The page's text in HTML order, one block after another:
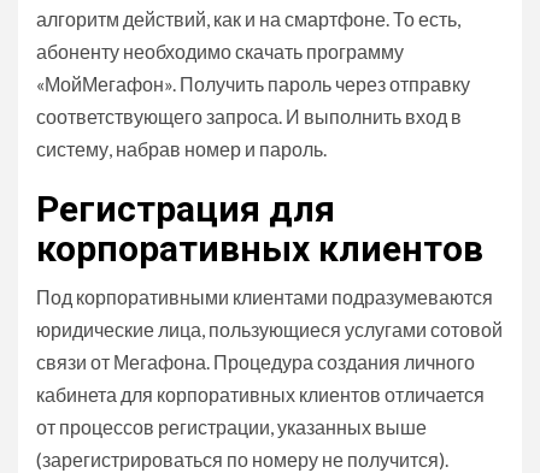
алгоритм действий, как и на смартфоне. То есть,
абоненту необходимо скачать программу
«МойМегафон». Получить пароль через отправку
соответствующего запроса. И выполнить вход в
систему, набрав номер и пароль.
Регистрация для
корпоративных клиентов
Под корпоративными клиентами подразумеваются
юридические лица, пользующиеся услугами сотовой
связи от Мегафона. Процедура создания личного
кабинета для корпоративных клиентов отличается
от процессов регистрации, указанных выше
(зарегистрироваться по номеру не получится).